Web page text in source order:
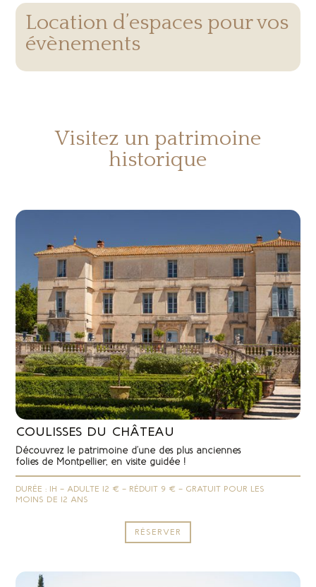
Location d’espaces pour vos
évènements
Visitez un patrimoine
historique
COULISSES DU CHÂTEAU
Découvrez le patrimoine d’une des plus anciennes
folies de Montpellier, en visite guidée !
DURÉE : 1H – ADULTE 12 € – RÉDUIT 9 € – GRATUIT POUR LES
MOINS DE 12 ANS
RÉSERVER